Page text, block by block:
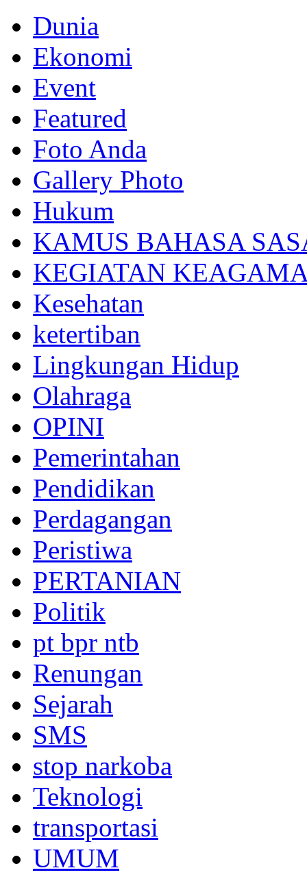
Dunia
Ekonomi
Event
Featured
Foto Anda
Gallery Photo
Hukum
KAMUS BAHASA
KEGIATAN
Kesehatan
ketertiban
Lingkungan Hidup
Olahraga
OPINI
Pemerintahan
Pendidikan
Perdagangan
Peristiwa
PERTANIAN
Politik
pt bpr ntb
Renungan
Sejarah
SMS
stop narkoba
Teknologi
transportasi
UMUM